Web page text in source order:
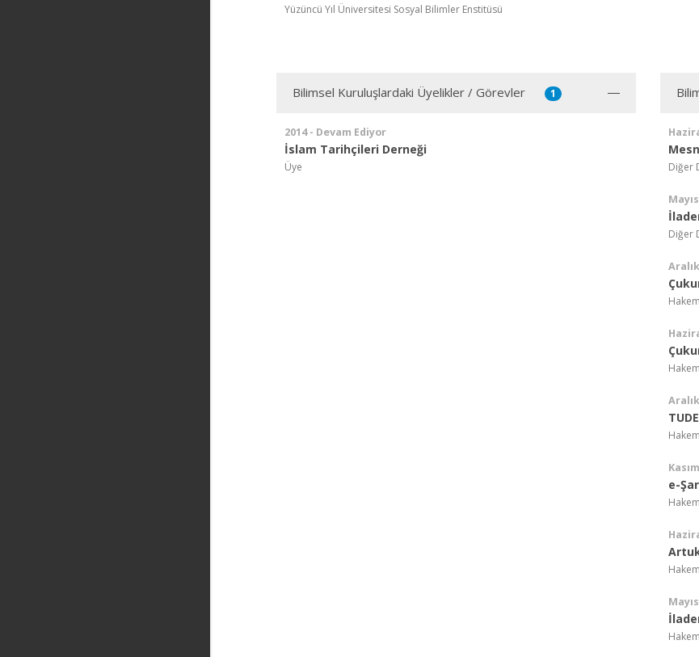
Yüzüncü Yıl Üniversitesi Sosyal Bilimler Enstitüsü
Bilimsel Kuruluşlardaki Üyelikler / Görevler 1
2014 - Devam Ediyor
İslam Tarihçileri Derneği
Üye Diğer
Diğer
e-